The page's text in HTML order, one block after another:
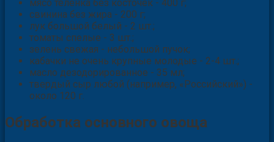
мясо теленка без косточек - 400 г;
свинина без жира - 200 г;
лук большой белый - 2 шт.;
томаты спелые - 3 шт.;
зелень свежая - небольшой пучок;
кабачки не очень крупные молодые - 2-4 шт.;
масло дезодорированное - 35 мл;
твердый сыр любой (например, «Российский») -
около 120 г.
Обработка основного овоща